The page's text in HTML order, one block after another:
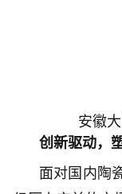
安徽
创新驱动，
面对国内陶